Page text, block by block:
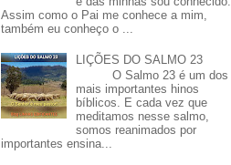
Assim como o Pai me conhece a mim,
também eu conheço o ...
LIÇÕES DO SALMO 23
O Salmo 23 é um dos
mais importantes hinos
bíblicos. E cada vez que
meditamos nesse salmo,
somos reanimados por
importantes ensina...